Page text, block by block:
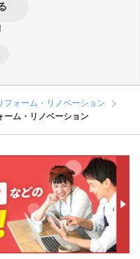
フォーム・リノベーション
ーム・リノベーション